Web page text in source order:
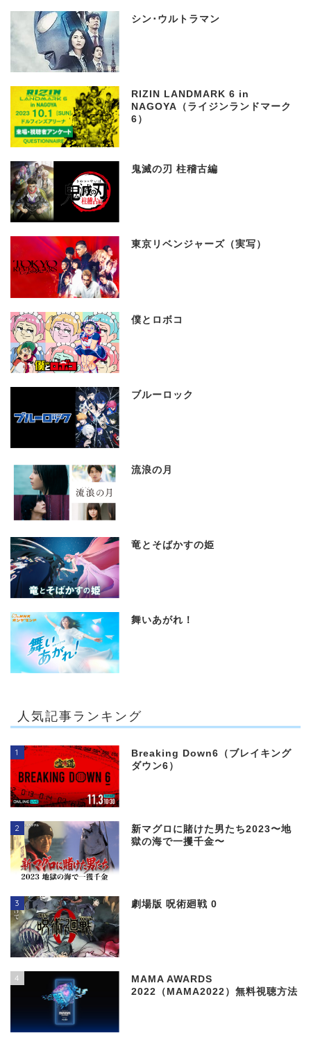
シン･ウルトラマン
RIZIN LANDMARK 6 in
NAGOYA（ライジンランドマーク
6）
鬼滅の刃 柱稽古編
東京リベンジャーズ（実写）
僕とロボコ
ブルーロック
流浪の月
竜とそばかすの姫
舞いあがれ！
人気記事ランキング
1
Breaking Down6（ブレイキング
ダウン6）
2
新マグロに賭けた男たち2023〜地
獄の海で一攫千金〜
3 劇場版 呪術廻戦 0
4
MAMA AWARDS
2022（MAMA2022）無料視聴方法